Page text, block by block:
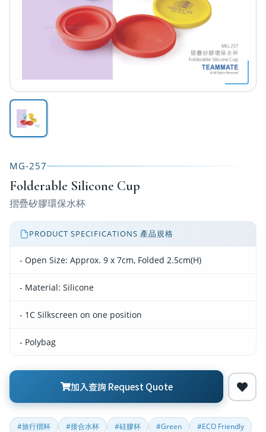
MG-257
Folderable Silicone Cup
摺疊矽膠環保水杯
PRODUCT SPECIFICATIONS 產品規格
- Open Size: Approx. 9 x 7cm, Folded 2.5cm(H)
- Material: Silicone
- 1C Silkscreen on one position
- Polybag
加入查詢 Request Quote
#旅行摺杯 #接合水杯 #硅膠杯 #Green #ECO Friendly